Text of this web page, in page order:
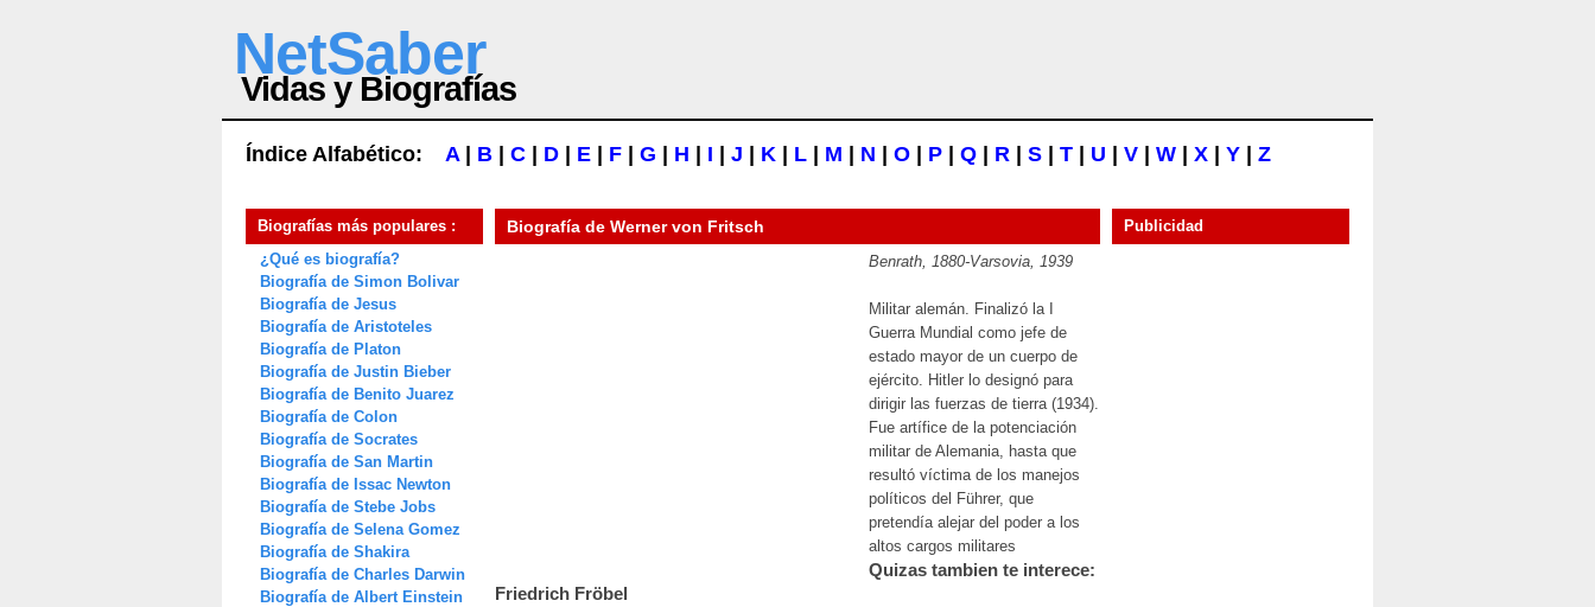
NetSaber
Vidas y Biografías
Índice Alfabético: A| B C D E F G H I J K L M N O P Q R S T U V W X Y Z
Biografías más populares :
¿Qué es biografía?
Biografía de Simon Bolivar
Biografía de Jesus
Biografía de Aristoteles
Biografía de Platon
Biografía de Justin Bieber
Biografía de Benito Juarez
Biografía de Colon
Biografía de Socrates
Biografía de San Martin
Biografía de Issac Newton
Biografía de Stebe Jobs
Biografía de Selena Gomez
Biografía de Shakira
Biografía de Charles Darwin
Biografía de Albert Einstein
Biografía de Werner von Fritsch
Benrath, 1880-Varsovia, 1939
Militar alemán. Finalizó la I
Guerra Mundial como jefe de
estado mayor de un cuerpo de
ejército. Hitler lo designó para
dirigir las fuerzas de tierra (1934).
Fue artífice de la potenciación
militar de Alemania, hasta que
resultó víctima de los manejos
políticos del Führer, que
pretendía alejar del poder a los
altos cargos militares
Quizas tambien te interece:
Friedrich Fröbel
Publicidad